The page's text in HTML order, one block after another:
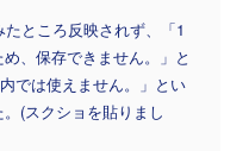
ところ反映されず、「1
、保存できません。」と
では使えません。」とい
(スクショを貼りまし